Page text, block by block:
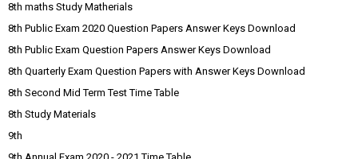
8th maths Study Matherials
8th Public Exam 2020 Question Papers Answer Keys Download
8th Public Exam Question Papers Answer Keys Download
8th Quarterly Exam Question Papers with Answer Keys Download
8th Second Mid Term Test Time Table
8th Study Materials
9th